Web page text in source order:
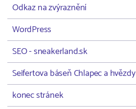
Odkaz na zvýraznění
WordPress
SEO - sneakerland.sk
Seifertova báseň Chlapec a hvězdy
konec stránek